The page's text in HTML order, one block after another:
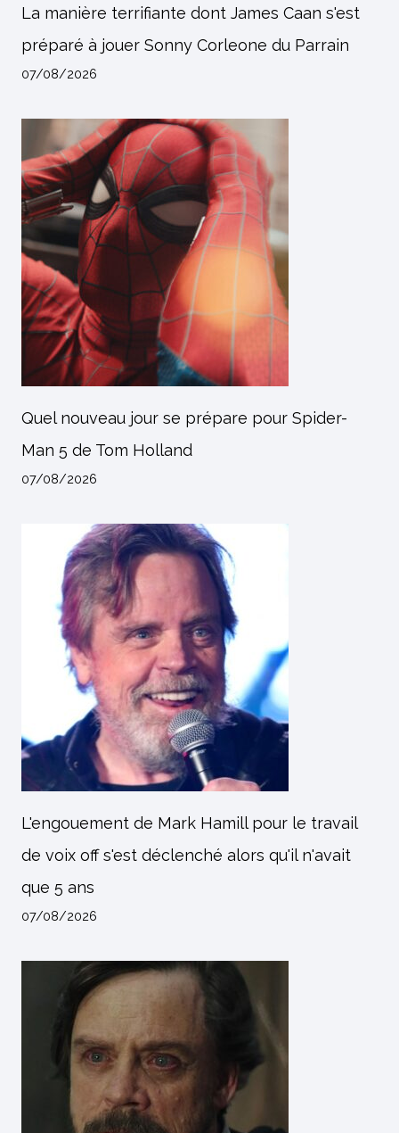
La manière terrifiante dont James Caan s'est
préparé à jouer Sonny Corleone du Parrain
07/08/2026
Quel nouveau jour se prépare pour Spider-
Man 5 de Tom Holland
07/08/2026
L'engouement de Mark Hamill pour le travail
de voix off s'est déclenché alors qu'il n'avait
que 5 ans
07/08/2026